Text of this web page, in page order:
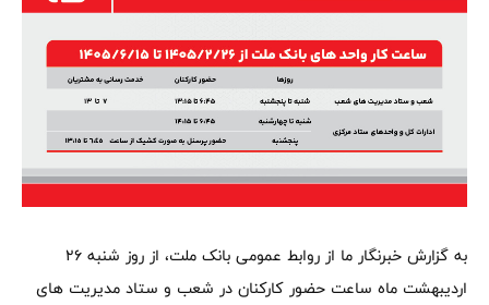
به گزارش خبرنگار ما از روابط عمومی بانک ملت، از روز شنبه ۲۶
اردیبهشت ماه ساعت حضور کارکنان در شعب و ستاد مدیریت های